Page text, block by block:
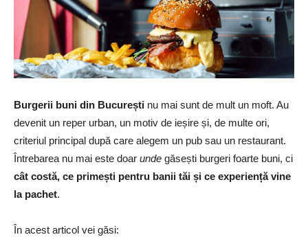
Burgerii buni din București nu mai sunt de mult un moft. Au
devenit un reper urban, un motiv de ieșire și, de multe ori,
criteriul principal după care alegem un pub sau un restaurant.
Întrebarea nu mai este doar unde găsești burgeri foarte buni, ci
cât costă, ce primești pentru banii tăi și ce experiență vine
la pachet.
În acest articol vei găsi: